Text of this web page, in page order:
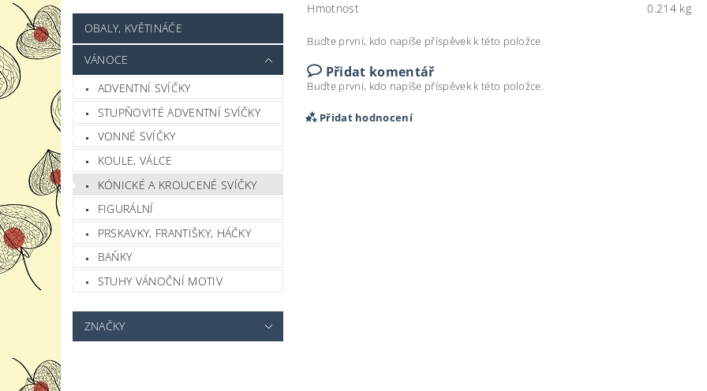
OBALY, KVĚTINÁČE
VÁNOCE
ADVENTNÍ SVÍČKY
STUPŇOVITÉ ADVENTNÍ SVÍČKY
VONNÉ SVÍČKY
KOULE, VÁLCE
KÓNICKÉ A KROUCENÉ SVÍČKY
FIGURÁLNÍ
PRSKAVKY, FRANTIŠKY, HÁČKY
BAŇKY
STUHY VÁNOČNÍ MOTIV
ZNAČKY
Hmotnost 0.214 kg
Buďte první, kdo napíše příspěvek k této položce.
Přidat komentář
Buďte první, kdo napíše příspěvek k této položce.
Přidat hodnocení